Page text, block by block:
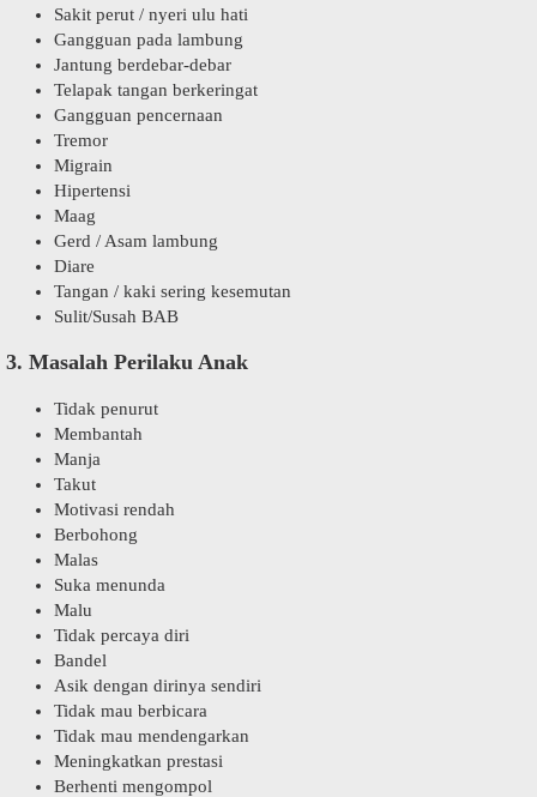
Sakit perut / nyeri ulu hati
Gangguan pada lambung
Jantung berdebar-debar
Telapak tangan berkeringat
Gangguan pencernaan
Tremor
Migrain
Hipertensi
Maag
Gerd / Asam lambung
Diare
Tangan / kaki sering kesemutan
Sulit/Susah BAB
3. Masalah Perilaku Anak
Tidak penurut
Membantah
Manja
Takut
Motivasi rendah
Berbohong
Malas
Suka menunda
Malu
Tidak percaya diri
Bandel
Asik dengan dirinya sendiri
Tidak mau berbicara
Tidak mau mendengarkan
Meningkatkan prestasi
Berhenti mengompol